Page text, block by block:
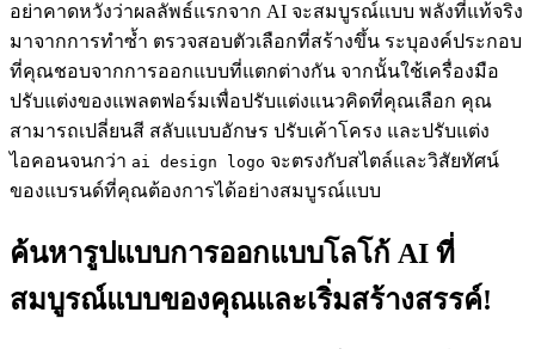
อย่าคาดหวังว่าผลลัพธ์แรกจาก AI จะสมบูรณ์แบบ พลังที่แท้จริง
มาจากการทำซ้ำ ตรวจสอบตัวเลือกที่สร้างขึ้น ระบุองค์ประกอบ
ที่คุณชอบจากการออกแบบที่แตกต่างกัน จากนั้นใช้เครื่องมือ
ปรับแต่งของแพลตฟอร์มเพื่อปรับแต่งแนวคิดที่คุณเลือก คุณ
สามารถเปลี่ยนสี สลับแบบอักษร ปรับเค้าโครง และปรับแต่ง
ไอคอนจนกว่า ai design logo จะตรงกับสไตล์และวิสัยทัศน์
ของแบรนด์ที่คุณต้องการได้อย่างสมบูรณ์แบบ
ค้นหารูปแบบการออกแบบโลโก้ AI ที่
สมบูรณ์แบบของคุณและเริ่มสร้างสรรค์!